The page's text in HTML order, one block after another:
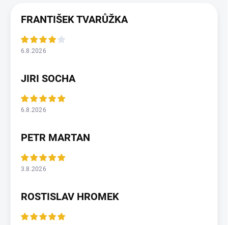
FRANTIŠEK TVARŮŽKA
6.8.2026
JIRI SOCHA
6.8.2026
PETR MARTAN
3.8.2026
ROSTISLAV HROMEK